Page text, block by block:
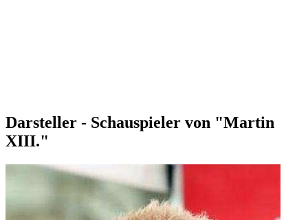
Darsteller - Schauspieler von "Martin
XIII."